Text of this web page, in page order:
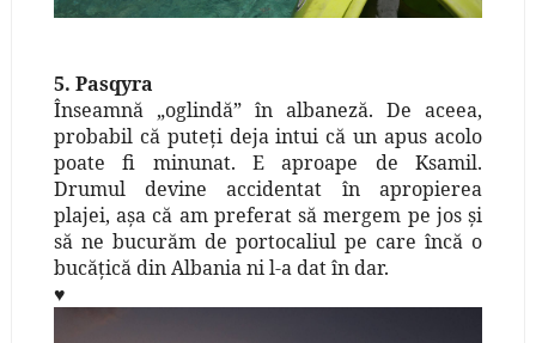
5. Pasqyra
Înseamnă „oglindă” în albaneză. De aceea,
probabil că puteţi deja intui că un apus acolo
poate fi minunat. E aproape de Ksamil.
Drumul devine accidentat în apropierea
plajei, aşa că am preferat să mergem pe jos şi
să ne bucurăm de portocaliul pe care încă o
bucăţică din Albania ni l-a dat în dar.
♥